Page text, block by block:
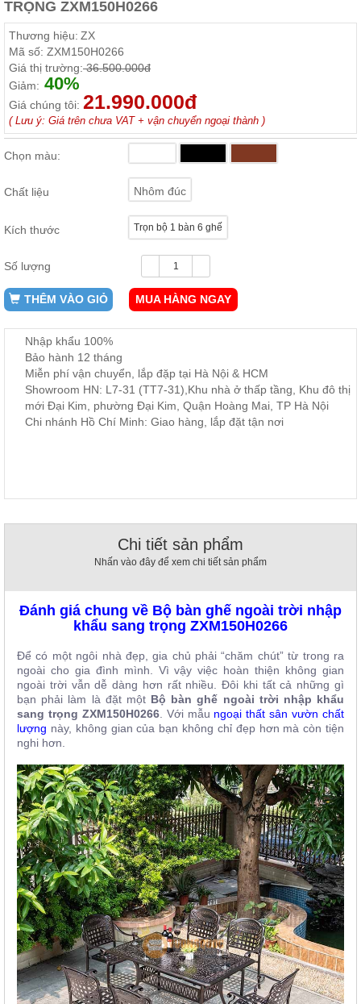
ghế
ăn,
bếp
Nội
Thất
Ban
Công,
Vườn
ghế
ban
đu,
Kiện
Trang
Trí
Nội
TRỌNG ZXM150H0266
Thương hiệu: ZX
Mã số: ZXM150H0266
Giá thị trường:36.500.000đ
Giảm: 40%
Giá chúng tôi: 21.990.000đ
( Lưu ý: Giá trên chưa VAT + vận chuyển ngoại thành )
Chọn màu:
Chất liệu Nhôm đúc
Kích thước Trọn bộ 1 bàn 6 ghế
Số lượng
THÊM VÀO GIỎ MUA HÀNG NGAY
Nhập khẩu 100%
Bảo hành 12 tháng
Miễn phí vận chuyển, lắp đặp tại Hà Nội & HCM
Showroom HN: L7-31 (TT7-31),Khu nhà ở thấp tầng, Khu đô thị
mới Đại Kim, phường Đại Kim, Quận Hoàng Mai, TP Hà Nội
Chi nhánh Hồ Chí Minh: Giao hàng, lắp đặt tận nơi
Chi tiết sản phẩm
Nhấn vào đây để xem chi tiết sản phẩm
Đánh giá chung về Bộ bàn ghế ngoài trời nhập
khẩu sang trọng ZXM150H0266
Để có một ngôi nhà đẹp, gia chủ phải “chăm chút” từ trong ra
ngoài cho gia đình mình. Vì vậy việc hoàn thiện không gian
ngoài trời vẫn dễ dàng hơn rất nhiều. Đôi khi tất cả những gì
bạn phải làm là đặt một Bộ bàn ghế ngoài trời nhập khẩu
sang trọng ZXM150H0266. Với mẫu ngoại thất sân vườn chất
lượng này, không gian của bạn không chỉ đẹp hơn mà còn tiện
nghi hơn.